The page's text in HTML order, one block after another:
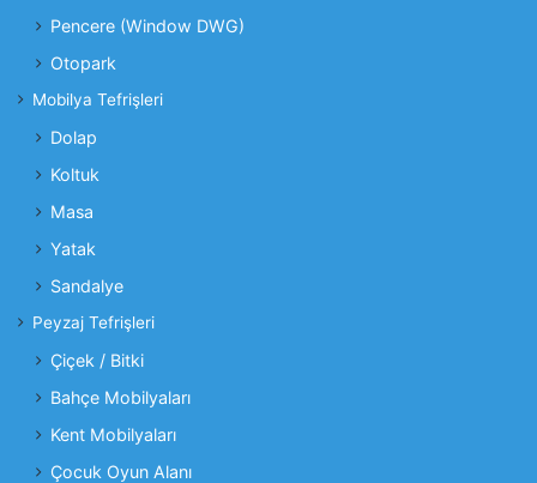
Pencere (Window DWG)
Otopark
Mobilya Tefrişleri
Dolap
Koltuk
Masa
Yatak
Sandalye
Peyzaj Tefrişleri
Çiçek / Bitki
Bahçe Mobilyaları
Kent Mobilyaları
Çocuk Oyun Alanı